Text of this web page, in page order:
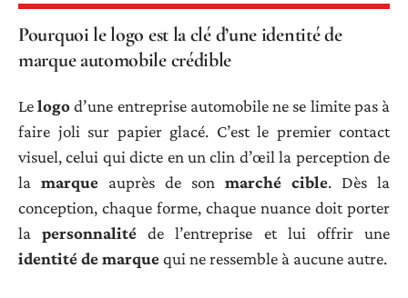
Pourquoi le logo est la clé d’une identité de
marque automobile crédible
Lelogod’une entreprise automobile ne se limite pas à
faire joli sur papier glacé. C’est le premier contact
visuel, celui qui dicte en un clin d’œil la perception de
la marque auprès de son marché cible. Dès la
conception, chaque forme, chaque nuance doit porter
lapersonnalité de l’entreprise et lui offrir une
identité de marquequi ne ressemble à aucune autre.